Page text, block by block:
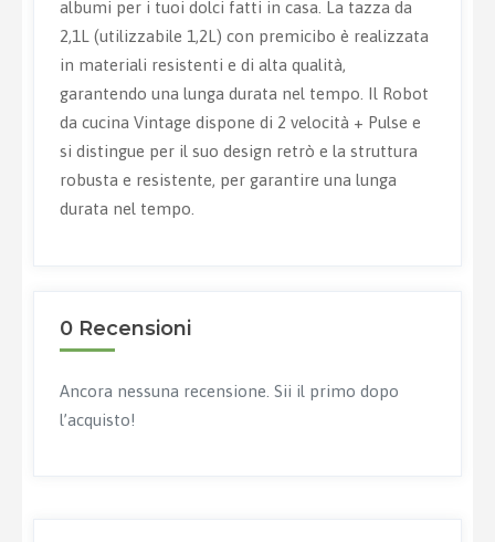
albumi per i tuoi dolci fatti in casa. La tazza da
2,1L (utilizzabile 1,2L) con premicibo è realizzata
in materiali resistenti e di alta qualità,
garantendo una lunga durata nel tempo. Il Robot
da cucina Vintage dispone di 2 velocità + Pulse e
si distingue per il suo design retrò e la struttura
robusta e resistente, per garantire una lunga
durata nel tempo.
0 Recensioni
Ancora nessuna recensione. Sii il primo dopo
l’acquisto!